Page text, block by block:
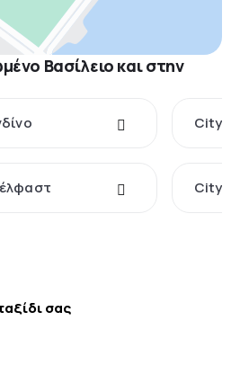
Βασίλειο και στην
City
City
σας